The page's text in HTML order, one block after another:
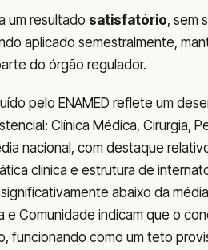
um resultado satisfatório, sem
aplicado semestralmente,
do órgão regulador.
pelo ENAMED reflete um
Clínica Médica, Cirurgia,
nacional, com destaque
clínica e estrutura de
abaixo da
e Comunidade indicam que o
funcionando como um teto